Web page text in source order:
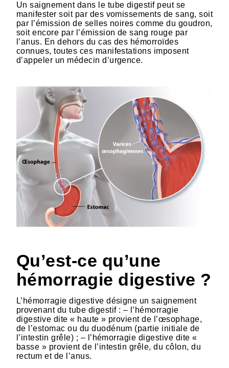
Un saignement dans le tube digestif peut se
manifester soit par des vomissements de sang, soit
par l’émission de selles noires comme du goudron,
soit encore par l’émission de sang rouge par
l’anus. En dehors du cas des hémorroïdes
connues, toutes ces manifestations imposent
d’appeler un médecin d’urgence.
Qu’est-ce qu’une
hémorragie digestive ?
L’hémorragie digestive désigne un saignement
provenant du tube digestif : – l’hémorragie
digestive dite « haute » provient de l’œsophage,
de l’estomac ou du duodénum (partie initiale de
l’intestin grêle) ; – l’hémorragie digestive dite «
basse » provient de l’intestin grêle, du côlon, du
rectum et de l’anus.